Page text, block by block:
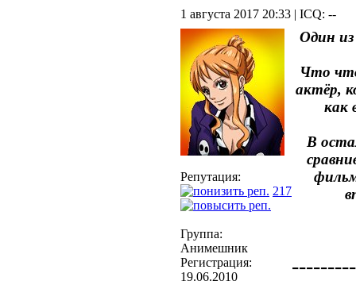
1 августа 2017 20:33 | ICQ: --
Репутация:
217
Группа:
Анимешник
Регистрация:
19.06.2010
Один
Что
актёр,
как
В